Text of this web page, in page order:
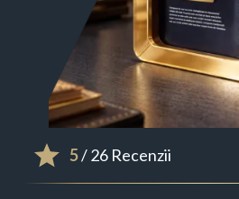
5/ 26 Recenzii